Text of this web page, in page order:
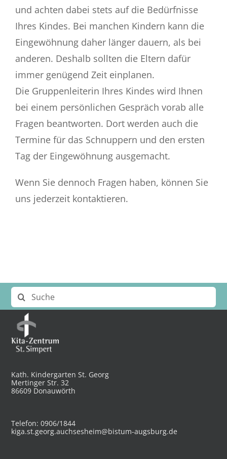
und achten dabei stets auf die Bedürfnisse
Ihres Kindes. Bei manchen Kindern kann die
Eingewöhnung daher länger dauern, als bei
anderen. Deshalb sollten die Eltern dafür
immer genügend Zeit einplanen.
Die Gruppenleiterin Ihres Kindes wird Ihnen
bei einem persönlichen Gespräch vorab alle
Fragen beantworten. Dort werden auch die
Termine für das Schnuppern und den ersten
Tag der Eingewöhnung ausgemacht.
Wenn Sie dennoch Fragen haben, können Sie
uns jederzeit kontaktieren.
Suche
nach:
Kath. Kindergarten St. Georg
Mertinger Str. 32
86609 Donauwörth
Telefon: 0906/1844
kiga.st.georg.auchsesheim@bistum-augsburg.de